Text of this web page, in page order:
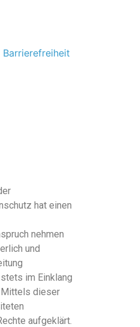
Barrierefreiheit
hat einen
nehmen
und
im Einklang
Mittels dieser
aufgeklärt.